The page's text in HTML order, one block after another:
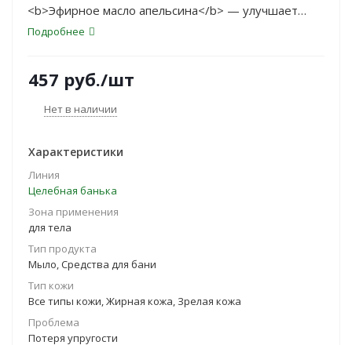
<b>Эфирное масло апельсина</b> — улучшает
углеводно-жировой обмен, что
подтянутой, гладкой и упругой.
Подробнее
457 руб./шт
Нет в наличии
Характеристики
Линия
Целебная банька
Зона применения
для тела
Тип продукта
Мыло, Средства для бани
Тип кожи
Все типы кожи, Жирная кожа, Зрелая кожа
Проблема
Потеря упругости